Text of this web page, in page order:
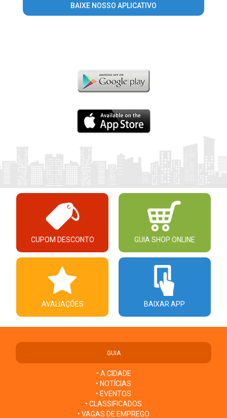
BAIXE NOSSO APLICATIVO
CUPOM DESCONTO GUIA SHOP ONLINE
AVALIAÇÕES BAIXAR APP
GUIA
• A CIDADE
• NOTÍCIAS
• EVENTOS
• CLASSIFICADOS
• VAGAS DE EMPREGO